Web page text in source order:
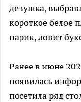
девушка,
короткое белое
парик, ловит
Ранее в июне
появилась
посетила ряд